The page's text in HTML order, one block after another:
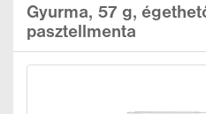
Gyurma, 57 g,
pasztellmenta